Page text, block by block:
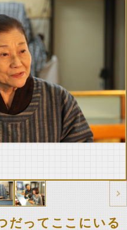
だってここにいる